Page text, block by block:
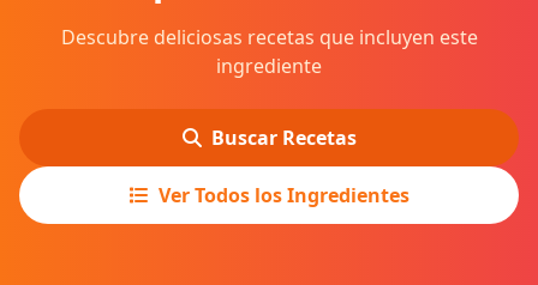
Descubre deliciosas recetas que incluyen este
ingrediente
Buscar Recetas
Ver Todos los Ingredientes